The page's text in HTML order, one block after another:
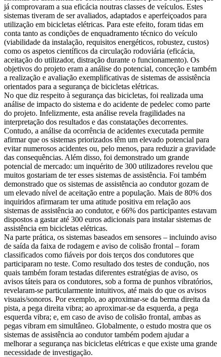
já comprovaram a sua eficácia noutras classes de veículos. Estes
sistemas tiveram de ser avaliados, adaptados e aperfeiçoados para
utilização em bicicletas elétricas. Para este efeito, foram tidas em
conta tanto as condições de enquadramento técnico do veículo
(viabilidade da instalação, requisitos energéticos, robustez, custos)
como os aspetos científicos da circulação rodoviária (eficácia,
aceitação do utilizador, distração durante o funcionamento). Os
objetivos do projeto eram a análise do potencial, conceção e também
a realização e avaliação exemplificativas de sistemas de assistência
orientados para a segurança de bicicletas elétricas.
No que diz respeito à segurança das bicicletas, foi realizada uma
análise de impacto do sistema e do acidente de pedelec como parte
do projeto. Infelizmente, esta análise revela fragilidades na
interpretação dos resultados e das constatações decorrentes.
Contudo, a análise da ocorrência de acidentes executada permite
afirmar que os sistemas priorizados têm um elevado potencial para
evitar numerosos acidentes ou, pelo menos, para reduzir a gravidade
das consequências. Além disso, foi demonstrado um grande
potencial de mercado: um inquérito de 300 utilizadores revelou que
muitos gostariam de ter esses sistemas de assistência. Foi também
demonstrado que os sistemas de assistência ao condutor gozam de
um elevado nível de aceitação entre a população. Mais de 80% dos
inquiridos afirmaram ter uma atitude positiva em relação aos
sistemas de assistência ao condutor, e 66% dos participantes estavam
dispostos a gastar até 300 euros adicionais para instalar sistemas de
assistência em bicicletas elétricas.
Na parte prática, os sistemas baseados em sensores – incluindo aviso
de saída da faixa de rodagem e aviso de colisão frontal – foram
classificados como fiáveis por dois terços dos condutores que
participaram no teste. Como resultado dos testes de condução, nos
quais também foram testadas diferentes estratégias de aviso, os
avisos táteis para os condutores, sob a forma de punhos vibratórios,
revelaram-se particularmente intuitivos, até mais do que os avisos
visuais/sonoros. Por exemplo, ao aproximar-se da berma direita da
pista, a pega direita vibra; ao aproximar-se da esquerda, a pega
esquerda vibra; e, em caso de aviso de colisão frontal, ambas as
pegas vibram em simultâneo. Globalmente, o estudo mostra que os
sistemas de assistência ao condutor também podem ajudar a
melhorar a segurança nas bicicletas elétricas e que existe uma grande
necessidade de investigação.